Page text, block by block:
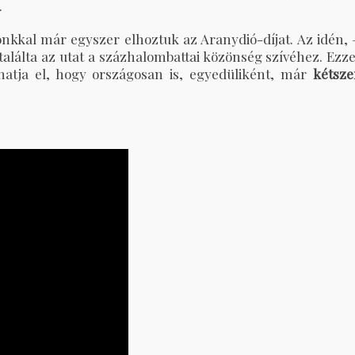
már egyszer elhoztuk az Aranydió-díjat. Az idén,
az utat a százhalombattai közönség szívéhez.
el, hogy országosan is, egyedüliként, már